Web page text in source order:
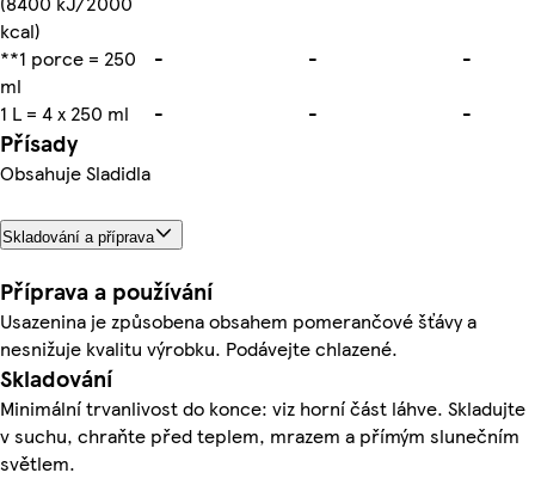
kcal)
**1 porce = 250
ml
- -
-
1 L = 4 x 250 ml
- - -
Přísady
Obsahuje Sladidla
Skladování a příprava
Příprava a používání
Usazenina je způsobena obsahem pomerančové šťávy a
nesnižuje kvalitu výrobku. Podávejte chlazené.
Skladování
Minimální trvanlivost do konce: viz horní část láhve. Skladujte
v suchu, chraňte před teplem, mrazem a přímým slunečním
světlem.